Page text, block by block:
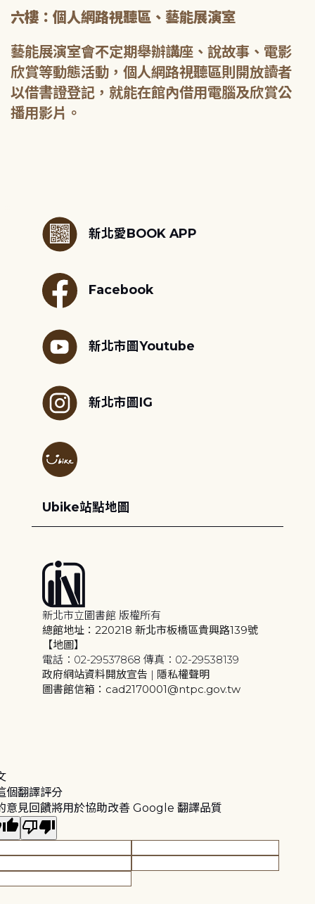
六樓：個人網路視聽區、藝能展演室
藝能展演室會不定期舉辦講座、說故事、電影
欣賞等動態活動，個人網路視聽區則開放讀者
以借書證登記，就能在館內借用電腦及欣賞公
播用影片。
新北愛BOOK APP
Facebook
新北市圖Youtube
新北市圖IG
Ubike站點地圖
新北市立圖書館 版權所有
總館地址：220218 新北市板橋區貴興路139號
【地圖】
電話：02-29537868 傳真：02-29538139
政府網站資料開放宣告 | 隱私權聲明
圖書館信箱：cad2170001@ntpc.gov.tw
個翻譯評分
意見回饋將用於協助改善 Google 翻譯品質